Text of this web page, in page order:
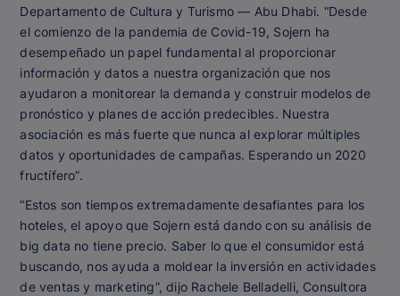
Departamento de Cultura y Turismo — Abu Dhabi. “Desde
el comienzo de la pandemia de Covid-19, Sojern ha
desempeñado un papel fundamental al proporcionar
información y datos a nuestra organización que nos
ayudaron a monitorear la demanda y construir modelos de
pronóstico y planes de acción predecibles. Nuestra
asociación es más fuerte que nunca al explorar múltiples
datos y oportunidades de campañas. Esperando un 2020
fructífero”.
“Estos son tiempos extremadamente desafiantes para los
hoteles, el apoyo que Sojern está dando con su análisis de
big data no tiene precio. Saber lo que el consumidor está
buscando, nos ayuda a moldear la inversión en actividades
de ventas y marketing”, dijo Rachele Belladelli, Consultora